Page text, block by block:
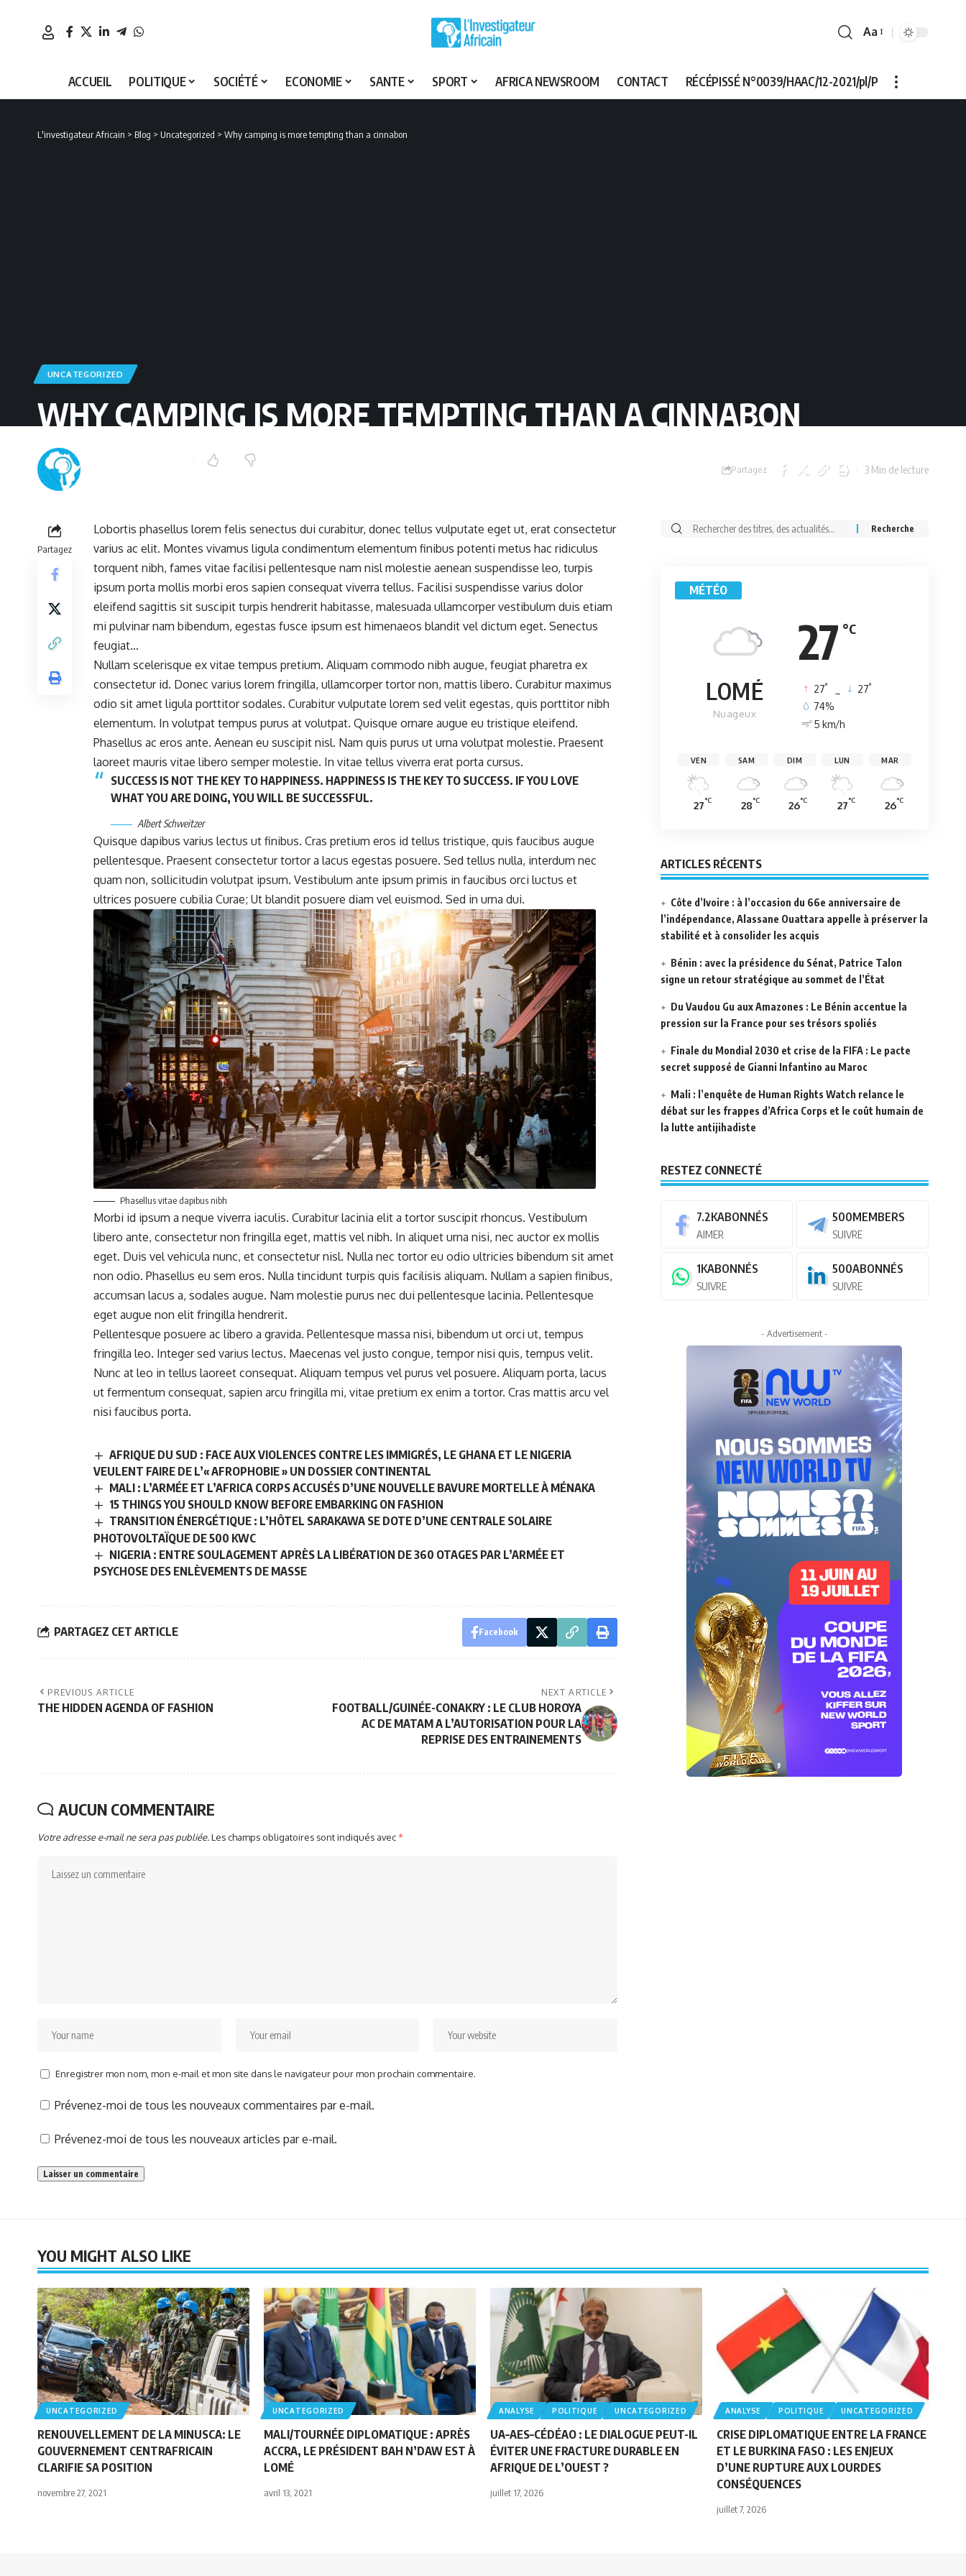
Font
Aa
ACCUEIL POLITIQUE SOCIÉTÉ ECONOMIE SANTE SPORT AFRICA NEWSROOM CONTACT RÉCÉPISSÉ N°0039/HAAC/12-2021/pl/P
L'investigateur Africain > Blog > Uncategorized > Why camping is more tempting than a cinnabon
UNCATEGORIZED
WHY CAMPING IS MORE TEMPTING THAN A CINNABON
Dernière mise à jour : juillet 19, 2020 12:00 am
L'investigateur Africain
Partagez 3 Min de lecture
Partagez
Lobortis phasellus lorem felis senectus dui curabitur, donec tellus vulputate eget ut, erat consectetur
varius ac elit. Montes vivamus ligula condimentum elementum finibus potenti metus hac ridiculus
torquent nibh, fames vitae facilisi pellentesque nam nisl molestie aenean suspendisse leo, turpis
ipsum porta mollis morbi eros sapien consequat viverra tellus. Facilisi suspendisse varius dolor
eleifend sagittis sit suscipit turpis hendrerit habitasse, malesuada ullamcorper vestibulum duis etiam
mi pulvinar nam bibendum, egestas fusce ipsum est himenaeos blandit vel dictum eget. Senectus
feugiat…
Nullam scelerisque ex vitae tempus pretium. Aliquam commodo nibh augue, feugiat pharetra ex
consectetur id. Donec varius lorem fringilla, ullamcorper tortor non, mattis libero. Curabitur maximus
odio sit amet ligula porttitor sodales. Curabitur vulputate lorem sed velit egestas, quis porttitor nibh
elementum. In volutpat tempus purus at volutpat. Quisque ornare augue eu tristique eleifend.
Phasellus ac eros ante. Aenean eu suscipit nisl. Nam quis purus ut urna volutpat molestie. Praesent
laoreet mauris vitae libero semper molestie. In vitae tellus viverra erat porta cursus.
SUCCESS IS NOT THE KEY TO HAPPINESS. HAPPINESS IS THE KEY TO SUCCESS. IF YOU LOVE
WHAT YOU ARE DOING, YOU WILL BE SUCCESSFUL.
Albert Schweitzer
Quisque dapibus varius lectus ut finibus. Cras pretium eros id tellus tristique, quis faucibus augue
pellentesque. Praesent consectetur tortor a lacus egestas posuere. Sed tellus nulla, interdum nec
quam non, sollicitudin volutpat ipsum. Vestibulum ante ipsum primis in faucibus orci luctus et
ultrices posuere cubilia Curae; Ut blandit posuere diam vel euismod. Sed in urna dui.
Phasellus vitae dapibus nibh
Morbi id ipsum a neque viverra iaculis. Curabitur lacinia elit a tortor suscipit rhoncus. Vestibulum
libero ante, consectetur non fringilla eget, mattis vel nibh. In aliquet urna nisi, nec auctor ex mollis
eget. Duis vel vehicula nunc, et consectetur nisl. Nulla nec tortor eu odio ultricies bibendum sit amet
non odio. Phasellus eu sem eros. Nulla tincidunt turpis quis facilisis aliquam. Nullam a sapien finibus,
accumsan lacus a, sodales augue. Nam molestie purus nec dui pellentesque lacinia. Pellentesque
eget augue non elit fringilla hendrerit.
Pellentesque posuere ac libero a gravida. Pellentesque massa nisi, bibendum ut orci ut, tempus
fringilla leo. Integer sed varius lectus. Maecenas vel justo congue, tempor nisi quis, tempus velit.
Nunc at leo in tellus laoreet consequat. Aliquam tempus vel purus vel posuere. Aliquam porta, lacus
ut fermentum consequat, sapien arcu fringilla mi, vitae pretium ex enim a tortor. Cras mattis arcu vel
nisi faucibus porta.
AFRIQUE DU SUD : FACE AUX VIOLENCES CONTRE LES IMMIGRÉS, LE GHANA ET LE NIGERIA
VEULENT FAIRE DE L’« AFROPHOBIE » UN DOSSIER CONTINENTAL
MALI : L’ARMÉE ET L’AFRICA CORPS ACCUSÉS D’UNE NOUVELLE BAVURE MORTELLE À MÉNAKA
15 THINGS YOU SHOULD KNOW BEFORE EMBARKING ON FASHION
TRANSITION ÉNERGÉTIQUE : L’HÔTEL SARAKAWA SE DOTE D’UNE CENTRALE SOLAIRE
PHOTOVOLTAÏQUE DE 500 KWC
NIGERIA : ENTRE SOULAGEMENT APRÈS LA LIBÉRATION DE 360 OTAGES PAR L’ARMÉE ET
PSYCHOSE DES ENLÈVEMENTS DE MASSE
PARTAGEZ CET ARTICLE Facebook
PREVIOUS ARTICLE
THE HIDDEN AGENDA OF FASHION
NEXT ARTICLE
FOOTBALL/GUINÉE-CONAKRY : LE CLUB HOROYA
AC DE MATAM A L’AUTORISATION POUR LA
REPRISE DES ENTRAINEMENTS
AUCUN COMMENTAIRE
Votre adresse e-mail ne sera pas publiée.Les champs obligatoires sont indiqués avec*
Enregistrer mon nom, mon e-mail et mon site dans le navigateur pour mon prochain commentaire.
Prévenez-moi de tous les nouveaux commentaires par e-mail.
Prévenez-moi de tous les nouveaux articles par e-mail.
Rechercher:
MÉTÉO
27 °C
LOMÉ
Nuageux
27° 27°
74%
5 km/h
VEN
27°C
SAM
28°C
DIM
26°C
LUN
27°C
MAR
26°C
ARTICLES RÉCENTS
Côte d’Ivoire : à l’occasion du 66e anniversaire de
l’indépendance, Alassane Ouattara appelle à préserver la
stabilité et à consolider les acquis
Bénin : avec la présidence du Sénat, Patrice Talon
signe un retour stratégique au sommet de l’État
Du Vaudou Gu aux Amazones : Le Bénin accentue la
pression sur la France pour ses trésors spoliés
Finale du Mondial 2030 et crise de la FIFA : Le pacte
secret supposé de Gianni Infantino au Maroc
Mali : l’enquête de Human Rights Watch relance le
débat sur les frappes d’Africa Corps et le coût humain de
la lutte antijihadiste
RESTEZ CONNECTÉ
7.2KABONNÉS
AIMER
500MEMBERS
SUIVRE
1KABONNÉS
SUIVRE
500ABONNÉS
SUIVRE
- Advertisement -
YOU MIGHT ALSO LIKE
UNCATEGORIZED
RENOUVELLEMENT DE LA MINUSCA: LE
GOUVERNEMENT CENTRAFRICAIN
CLARIFIE SA POSITION
novembre 27, 2021
UNCATEGORIZED
MALI/TOURNÉE DIPLOMATIQUE : APRÈS
ACCRA, LE PRÉSIDENT BAH N’DAW EST À
LOMÉ
avril 13, 2021
ANALYSE POLITIQUE UNCATEGORIZED
UA–AES–CÉDÉAO : LE DIALOGUE PEUT-IL
ÉVITER UNE FRACTURE DURABLE EN
AFRIQUE DE L’OUEST ?
juillet 17, 2026
ANALYSE POLITIQUE UNCATEGORIZED
CRISE DIPLOMATIQUE ENTRE LA FRANCE
ET LE BURKINA FASO : LES ENJEUX
D’UNE RUPTURE AUX LOURDES
CONSÉQUENCES
juillet 7, 2026